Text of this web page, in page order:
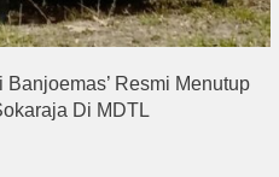
Resmi Menutup
Di MDTL